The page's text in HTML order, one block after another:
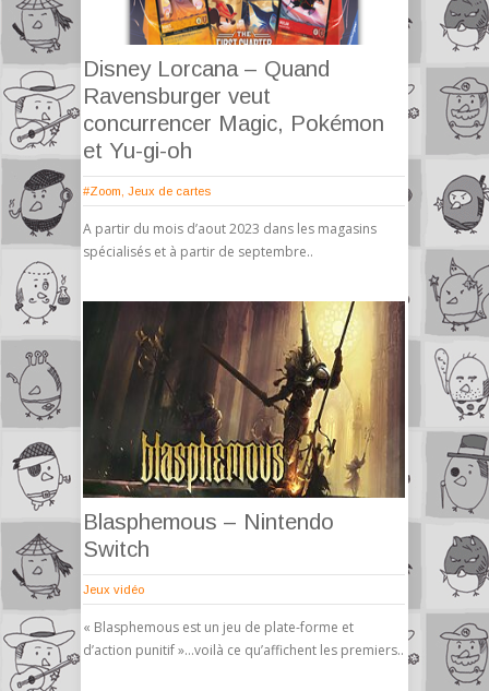
Disney Lorcana – Quand
Ravensburger veut
concurrencer Magic, Pokémon
et Yu-gi-oh
#Zoom Jeux de cartes
A partir du mois d’aout 2023 dans les magasins
spécialisés et à partir de septembre..
Blasphemous – Nintendo
Switch
Jeux vidéo
« Blasphemous est un jeu de plate-forme et
d’action punitif »…voilà ce qu’affichent les premiers..